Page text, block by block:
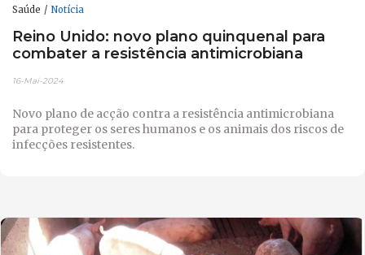
Saúde Notícia
Reino Unido: novo plano quinquenal para
combater a resistência antimicrobiana
16-Mai-2024
Novo plano de acção contra a resistência antimicrobiana
para proteger os seres humanos e os animais dos riscos de
infecções resistentes.